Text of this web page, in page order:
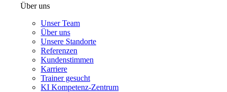
Über uns
Unser Team
Über uns
Unsere Standorte
Referenzen
Kundenstimmen
Karriere
Trainer gesucht
KI Kompetenz-Zentrum